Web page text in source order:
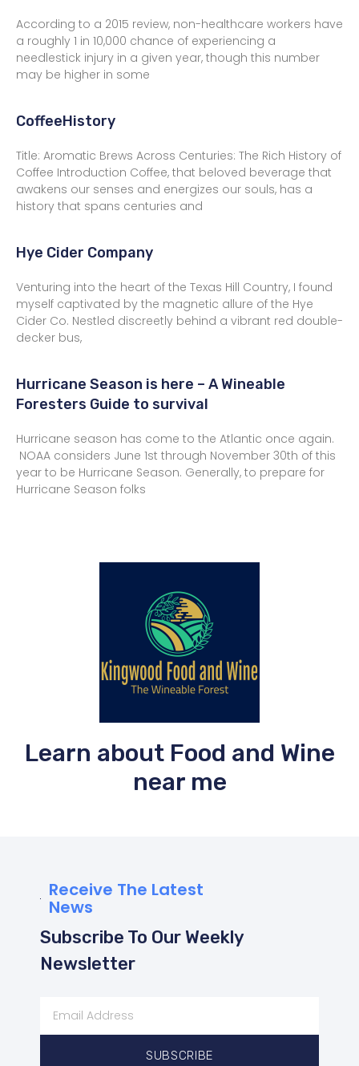
According to a 2015 review, non-healthcare workers have
a roughly 1 in 10,000 chance of experiencing a
needlestick injury in a given year, though this number
may be higher in some
CoffeeHistory
Title: Aromatic Brews Across Centuries: The Rich History of
Coffee Introduction Coffee, that beloved beverage that
awakens our senses and energizes our souls, has a
history that spans centuries and
Hye Cider Company
Venturing into the heart of the Texas Hill Country, I found
myself captivated by the magnetic allure of the Hye
Cider Co. Nestled discreetly behind a vibrant red double-
decker bus,
Hurricane Season is here – A Wineable
Foresters Guide to survival
Hurricane season has come to the Atlantic once again.
NOAA considers June 1st through November 30th of this
year to be Hurricane Season. Generally, to prepare for
Hurricane Season folks
Learn about Food and Wine
near me
Receive The Latest
News
Subscribe To Our Weekly
Newsletter
SUBSCRIBE